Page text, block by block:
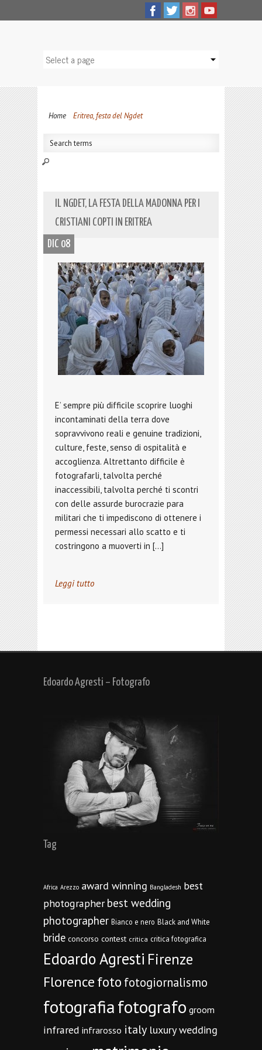
Home Eritrea, festa del Ngdet
IL NGDET, LA FESTA DELLA MADONNA PER I
CRISTIANI COPTI IN ERITREA
DIC 08
E’ sempre più difficile scoprire luoghi
incontaminati della terra dove
sopravvivono reali e genuine tradizioni,
culture, feste, senso di ospitalità e
accoglienza. Altrettanto difficile è
fotografarli, talvolta perché
inaccessibili, talvolta perché ti scontri
con delle assurde burocrazie para
militari che ti impediscono di ottenere i
permessi necessari allo scatto e ti
costringono a muoverti in […]
Leggi tutto
Edoardo Agresti – Fotografo
Tag
Africa Arezzo award winning Bangladesh best
photographer best wedding
photographer Bianco e nero Black and White
bride concorso contest critica critica fotografica
Edoardo Agresti Firenze
Florencefoto fotogiornalismo
fotografiafotografo groom
infrared infrarosso italy luxury wedding